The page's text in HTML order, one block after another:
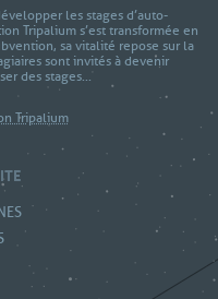
les stages d’auto-
Tripalium s’est transformée en
sa vitalité repose sur la
sont invités à devenir
des stages...
Tripalium